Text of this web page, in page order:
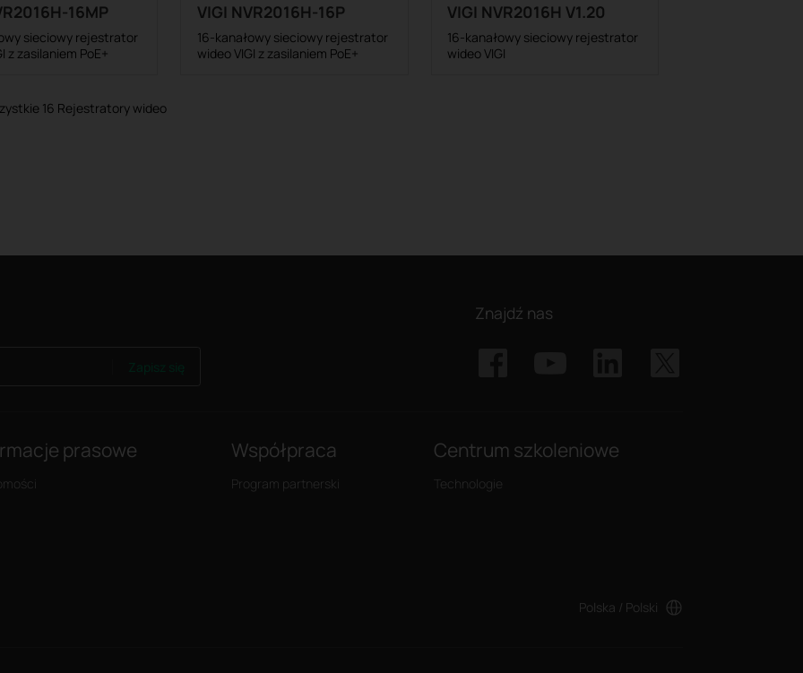
16MP
sieciowy rejestrator
z zasilaniem PoE+
VIGI NVR2016H-16P
16-kanałowy sieciowy rejestrator
wideo VIGI z zasilaniem PoE+
VIGI NVR2016H V1.20
16-kanałowy sieciowy rejestrator
wideo VIGI
16 Rejestratory wideo
Znajdź nas
prasowe Współpraca
Program partnerski
Centrum szkoleniowe
Technologie
Polska / Polski